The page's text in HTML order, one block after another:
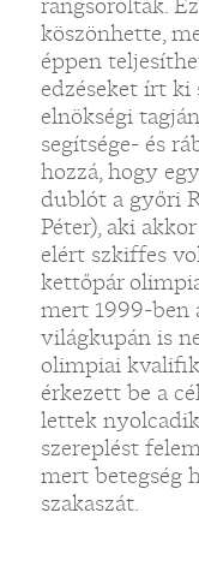
köszönhette,
éppen
edzéseket írt
elnökségi
segítsége- és
hozzá, hogy
dublót a győri
Péter), aki
elért szkiffes
kettőpár
mert 1999-ben
világkupán is
olimpiai
érkezett be a
lettek
szereplést
mert betegség
szakaszát.